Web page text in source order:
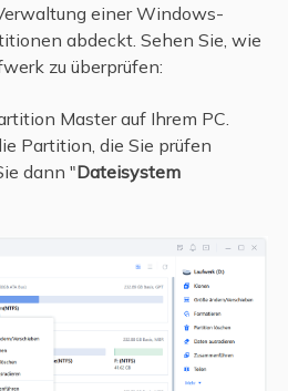
einer Windows-
abdeckt. Sehen Sie, wie
zu überprüfen:
Master auf Ihrem PC.
Partition, die Sie prüfen
dann "Dateisystem